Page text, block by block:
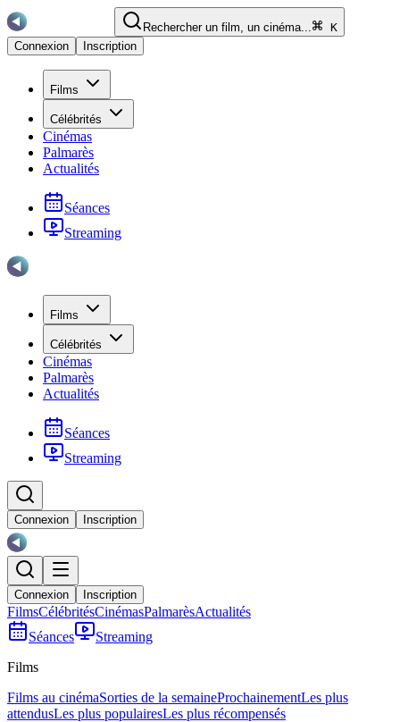
Rechercher un film, un cinéma...
K
Connexion
Inscription
Films
Célébrités
Cinémas
Palmarès
Actualités
Séances
Streaming
Films
Célébrités
Cinémas
Palmarès
Actualités
Séances
Streaming
Connexion Inscription
Connexion Inscription
FilmsCélébritésCinémasPalmarèsActualités
Séances
Streaming
Films
Films au cinémaSorties de la semaineProchainementLes plus
attendusLes plus populairesLes plus récompensés